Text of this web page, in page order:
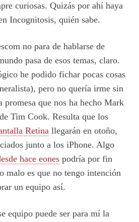
curiosas. Quizás por ahí haya
Incognitosis, quién sabe.
no para de hablarse de
pasa de esos temas, claro.
he podido fichar pocas cosas
pero no quería irme sin
promesa que nos ha hecho Mark
Tim Cook. Resulta que los
Retina llegarán en otoño,
junto a los iPhone. Algo
hace eones podría por fin
malo es que no tengo intención
un equipo así.
equipo puede ser para mí la